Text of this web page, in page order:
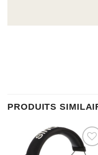
PRODUITS